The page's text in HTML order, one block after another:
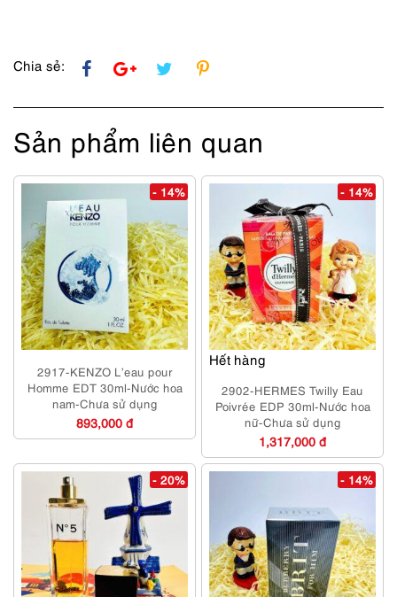
Chia sẻ:
Sản phẩm liên quan
- 14%
2917-KENZO L’eau pour
Homme EDT 30ml-Nước hoa
nam-Chưa sử dụng
893,000 đ
Hết hàng
- 14%
2902-HERMES Twilly Eau
Poivrée EDP 30ml-Nước hoa
nữ-Chưa sử dụng
1,317,000 đ
- 20% - 14%